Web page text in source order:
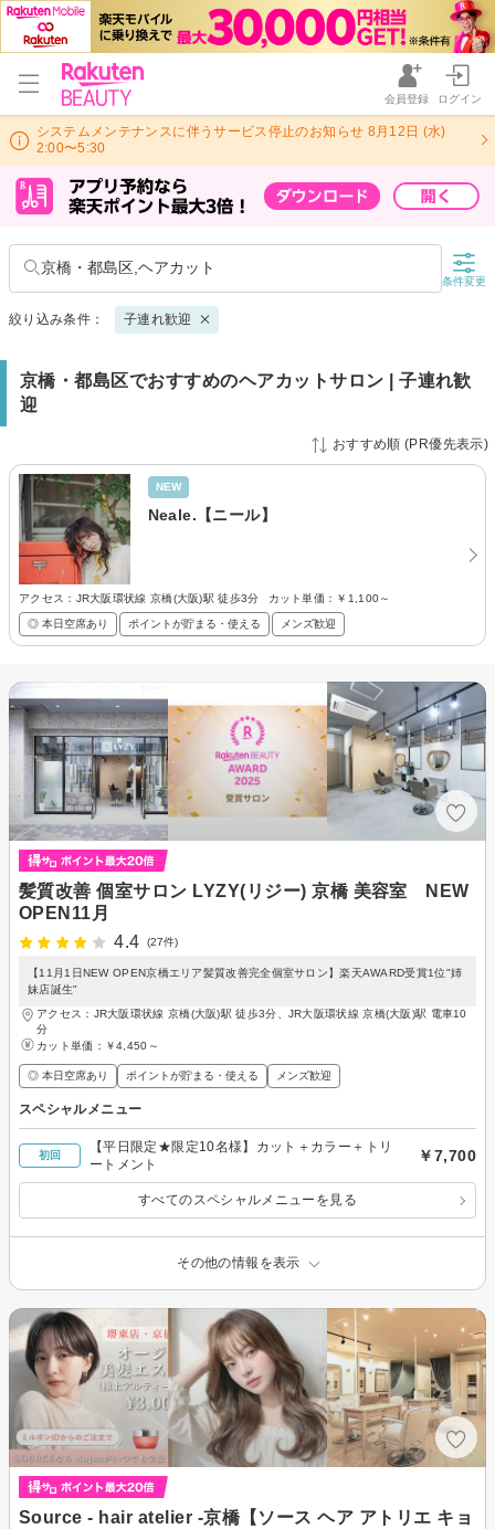
会員登録 ログイン
システムメンテナンスに伴うサービス停止のお知らせ 8月12日 (水)
2:00〜5:30
京橋・都島区,ヘアカット
条件変更
絞り込み条件： 子連れ歓迎
京橋・都島区でおすすめのヘアカットサロン | 子連れ歓
迎
おすすめ順 (PR優先表示)
NEW
Neale.【ニール】
アクセス：JR大阪環状線 京橋(大阪)駅 徒歩3分 カット単価： ￥1,100～
◎ 本日空席あり ポイントが貯まる・使える メンズ歓迎
髪質改善 個室サロン LYZY(リジー) 京橋 美容室 NEW
OPEN11月
4.4
(27件)
【11月1日NEW OPEN京橋エリア髪質改善完全個室サロン】楽天AWARD受賞1位"姉
妹店誕生"
アクセス：JR大阪環状線 京橋(大阪)駅 徒歩3分、JR大阪環状線 京橋(大阪)駅 電車10
分
カット単価： ￥4,450～
◎ 本日空席あり ポイントが貯まる・使える メンズ歓迎
スペシャルメニュー
初回
【平日限定★限定10名様】カット＋カラー＋トリ
ートメント
￥7,700
すべてのスペシャルメニューを見る
その他の情報を表示
Source - hair atelier -京橋【ソース ヘア アトリエ キョ